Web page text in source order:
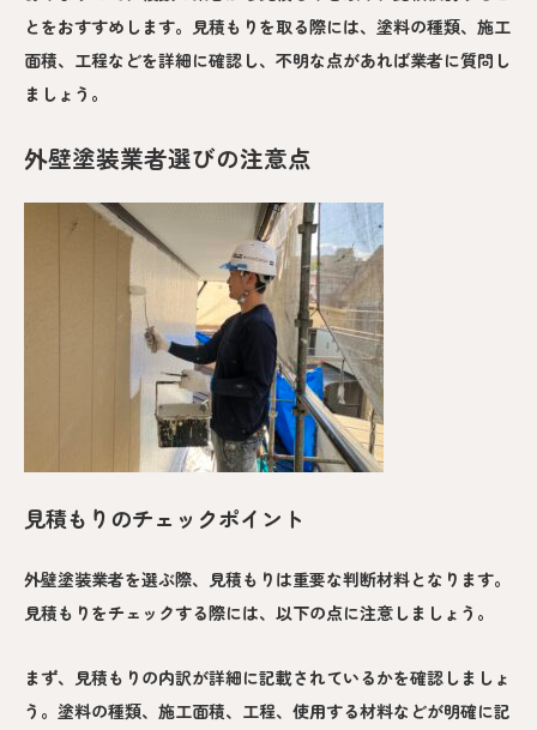
とをおすすめします。見積もりを取る際には、塗料の種類、施工
面積、工程などを詳細に確認し、不明な点があれば業者に質問し
ましょう。
外壁塗装業者選びの注意点
見積もりのチェックポイント
外壁塗装業者を選ぶ際、見積もりは重要な判断材料となります。
見積もりをチェックする際には、以下の点に注意しましょう。
まず、見積もりの内訳が詳細に記載されているかを確認しましょ
う。塗料の種類、施工面積、工程、使用する材料などが明確に記